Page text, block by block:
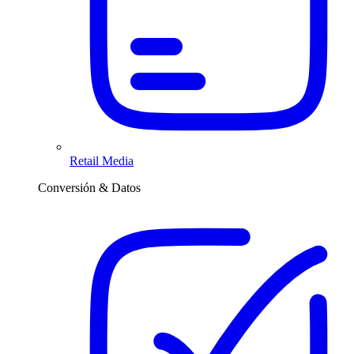
Retail Media
Conversión & Datos